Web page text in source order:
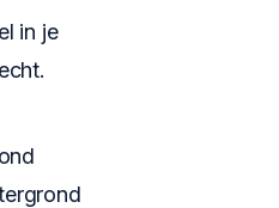
in je